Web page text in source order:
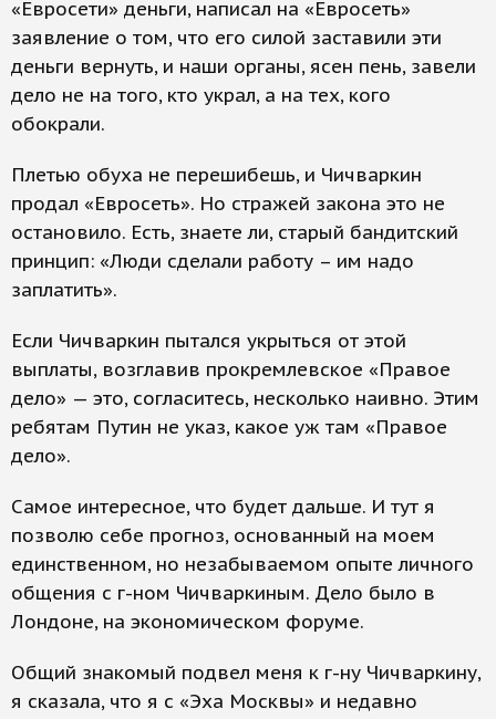
«Евросети» деньги, написал на «Евросеть»
заявление о том, что его силой заставили эти
деньги вернуть, и наши органы, ясен пень, завели
дело не на того, кто украл, а на тех, кого
обокрали.
Плетью обуха не перешибешь, и Чичваркин
продал «Евросеть». Но стражей закона это не
остановило. Есть, знаете ли, старый бандитский
принцип: «Люди сделали работу – им надо
заплатить».
Если Чичваркин пытался укрыться от этой
выплаты, возглавив прокремлевское «Правое
дело» — это, согласитесь, несколько наивно. Этим
ребятам Путин не указ, какое уж там «Правое
дело».
Самое интересное, что будет дальше. И тут я
позволю себе прогноз, основанный на моем
единственном, но незабываемом опыте личного
общения с г-ном Чичваркиным. Дело было в
Лондоне, на экономическом форуме.
Общий знакомый подвел меня к г-ну Чичваркину,
я сказала, что я с «Эха Москвы» и недавно